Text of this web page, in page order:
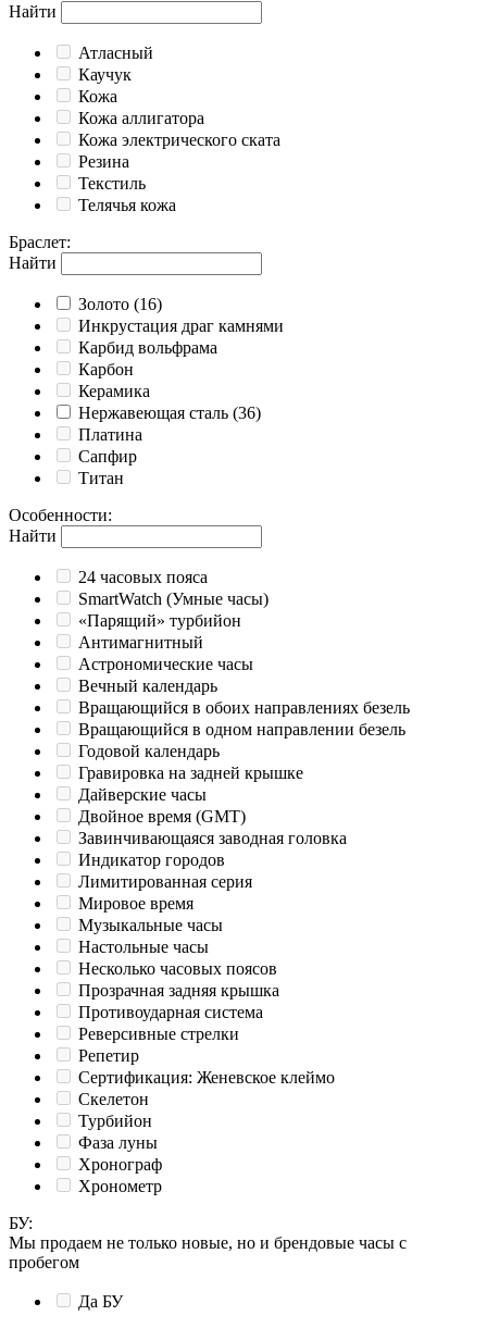
Найти
Атласный
Каучук
Кожа
Кожа аллигатора
Кожа электрического ската
Резина
Текстиль
Телячья кожа
Браслет:
Найти
Золото (16)
Инкрустация драг камнями
Карбид вольфрама
Карбон
Керамика
Нержавеющая сталь (36)
Платина
Сапфир
Титан
Особенности:
Найти
24 часовых пояса
SmartWatch (Умные часы)
«Парящий» турбийон
Антимагнитный
Астрономические часы
Вечный календарь
Вращающийся в обоих направлениях безель
Вращающийся в одном направлении безель
Годовой календарь
Гравировка на задней крышке
Дайверские часы
Двойное время (GMT)
Завинчивающаяся заводная головка
Индикатор городов
Лимитированная серия
Мировое время
Музыкальные часы
Настольные часы
Несколько часовых поясов
Прозрачная задняя крышка
Противоударная система
Реверсивные стрелки
Репетир
Сертификация: Женевское клеймо
Скелетон
Турбийон
Фаза луны
Хронограф
Хронометр
БУ:
Мы продаем не только новые, но и брендовые часы с
пробегом
Да БУ